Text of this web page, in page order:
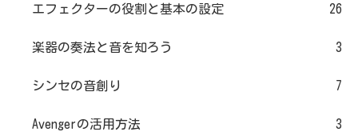
エフェクターの役割と基本の設定 26
楽器の奏法と音を知ろう 3
シンセの音創り 7
Avengerの活用方法 3